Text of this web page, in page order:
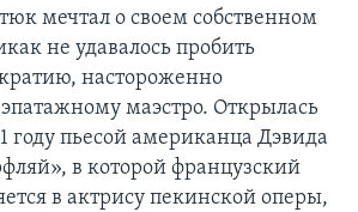
мечтал о своем собственном
не удавалось пробить
настороженно
маэстро. Открылась
году пьесой американца Дэвида
в которой французский
в актрису пекинской оперы,